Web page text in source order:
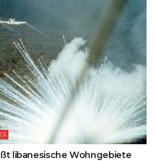
libanesische Wohngebiete